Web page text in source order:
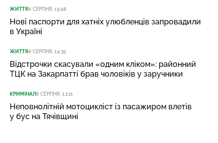
ЖИТТЯ8 СЕРПНЯ, 15:48
Нові паспорти для хатніх улюбленців запровадили
в Україні
ЖИТТЯ8 СЕРПНЯ, 14:35
Відстрочки скасували «одним кліком»: районний
ТЦК на Закарпатті брав чоловіків у заручники
КРИМІНАЛ8 СЕРПНЯ, 13:21
Неповнолітній мотоцикліст із пасажиром влетів
у бус на Тячівщині